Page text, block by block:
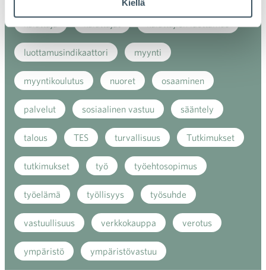
Kiellä
luottamusindikaattori myynti
myyntikoulutus nuoret osaaminen
palvelut sosiaalinen vastuu sääntely
talous TES turvallisuus Tutkimukset
tutkimukset työ työehtosopimus
työelämä työllisyys työsuhde
vastuullisuus verkkokauppa verotus
ympäristö ympäristövastuu